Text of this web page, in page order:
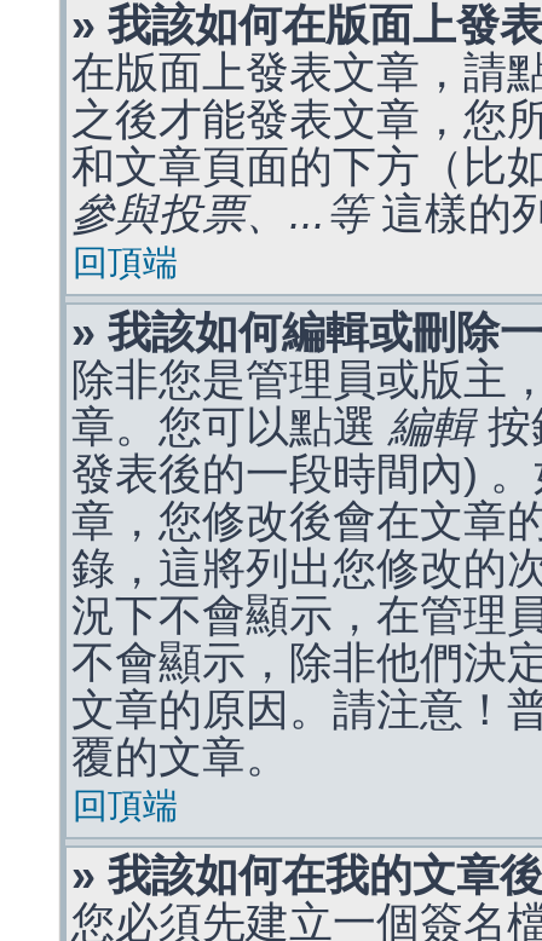
» 我該如何在版面上發
在版面上發表文章，請
之後才能發表文章，您
和文章頁面的下方（比
參與投票、...等這樣的
回頂端
» 我該如何編輯或刪除
除非您是管理員或版主
章。您可以點選 編輯按
發表後的一段時間內)
章，您修改後會在文章
錄，這將列出您修改的
況下不會顯示，在管理
不會顯示，除非他們決
文章的原因。請注意！
覆的文章。
回頂端
» 我該如何在我的文章
您必須先建立一個簽名